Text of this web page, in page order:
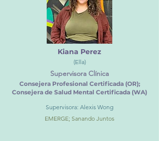
Kiana Perez
(Ella)
Supervisora Clínica
Consejera Profesional Certificada (OR);
Consejera de Salud Mental Certificada (WA)
Supervisora: Alexis Wong
EMERGE; Sanando Juntos